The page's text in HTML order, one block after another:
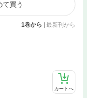
て買う
1巻から 最新刊から
カートへ